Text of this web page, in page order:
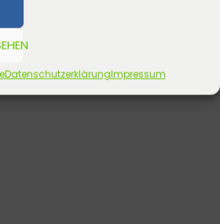
DatenschutzerklärungImpressum